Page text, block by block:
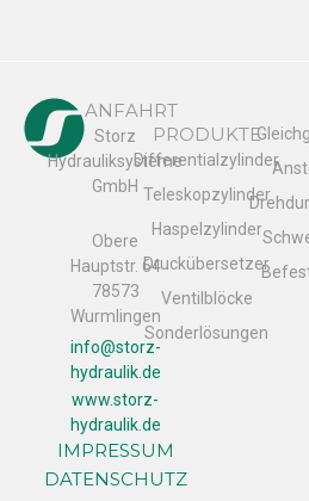
ANFAHRT
Storz
Hydrauliksysteme
GmbH
Obere
Hauptstr. 64
78573
Wurmlingen
info@storz-
hydraulik.de
www.storz-
hydraulik.de
IMPRESSUM
DATENSCHUTZ
PRODUKTE
Differentialzylinder
Teleskopzylinder
Haspelzylinder
Druckübersetzer
Ventilblöcke
Sonderlösungen